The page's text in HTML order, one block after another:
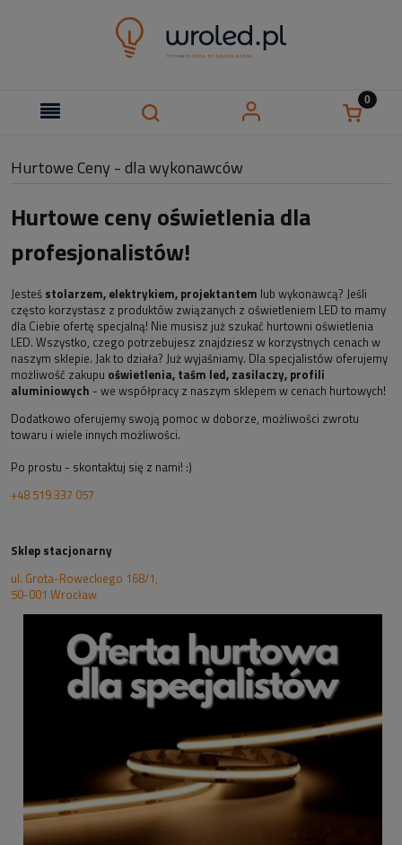
Hurtowe Ceny - dla wykonawców
Hurtowe ceny oświetlenia dla
profesjonalistów!
Jesteś stolarzem, elektrykiem, projektantem lub wykonawcą? Jeśli
często korzystasz z produktów związanych z oświetleniem LED to mamy
dla Ciebie ofertę specjalną! Nie musisz już szukać hurtowni oświetlenia
LED. Wszystko, czego potrzebujesz znajdziesz w korzystnych cenach w
naszym sklepie. Jak to działa? Już wyjaśniamy. Dla specjalistów oferujemy
możliwość zakupu oświetlenia, taśm led, zasilaczy, profili
aluminiowych - we współpracy z naszym sklepem w cenach hurtowych!
Dodatkowo oferujemy swoją pomoc w doborze, możliwości zwrotu
towaru i wiele innych możliwości.
Po prostu - skontaktuj się z nami! :)
+48 519 337 057
Sklep stacjonarny
ul. Grota-Roweckiego 168/1,
50-001 Wrocław